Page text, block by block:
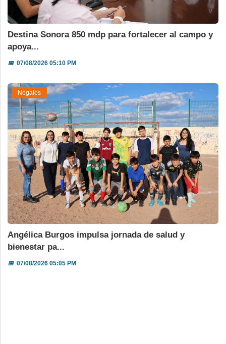
Destina Sonora 850 mdp para fortalecer al campo y
apoya...
📅07/08/2026 05:10 PM
Nogales
Angélica Burgos impulsa jornada de salud y
bienestar pa...
📅07/08/2026 05:05 PM